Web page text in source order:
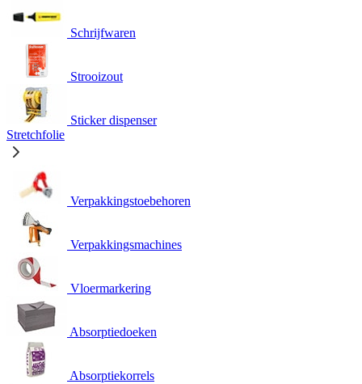
Schrijfwaren
Strooizout
Sticker dispenser
Stretchfolie
Verpakkingstoebehoren
Verpakkingsmachines
Vloermarkering
Absorptiedoeken
Absorptiekorrels